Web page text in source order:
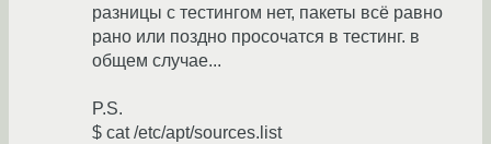
разницы с тестингом нет, пакеты всё равно
рано или поздно просочатся в тестинг. в
общем случае...
P.S.
$ cat /etc/apt/sources.list